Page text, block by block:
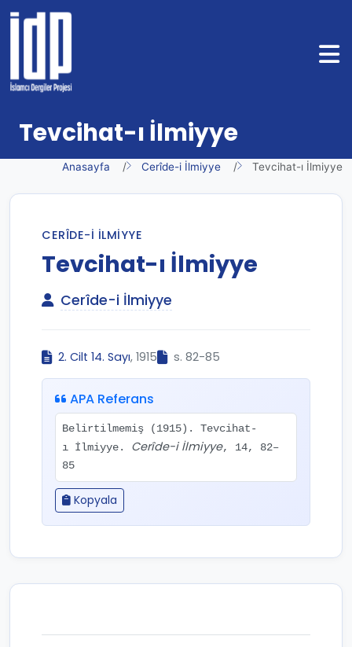
Tevcihat-ı İlmiyye
Anasayfa Cerîde-i İlmiyye Tevcihat-ı İlmiyye
CERÎDE-I İLMIYYE
Tevcihat-ı İlmiyye
Cerîde-i İlmiyye
2. Cilt 14. Sayı, 1915 s. 82-85
APA Referans
Belirtilmemiş (1915). Tevcihat-
ı İlmiyye. Cerîde-i İlmiyye, 14, 82–
85
Kopyala